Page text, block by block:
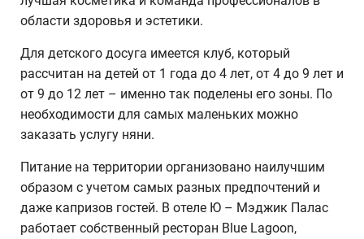
области здоровья и эстетики.
Для детского досуга имеется клуб, который
рассчитан на детей от 1 года до 4 лет, от 4 до 9 лет и
от 9 до 12 лет – именно так поделены его зоны. По
необходимости для самых маленьких можно
заказать услугу няни.
Питание на территории организовано наилучшим
образом с учетом самых разных предпочтений и
даже капризов гостей. В отеле Ю – Мэджик Палас
работает собственный ресторан Blue Lagoon,